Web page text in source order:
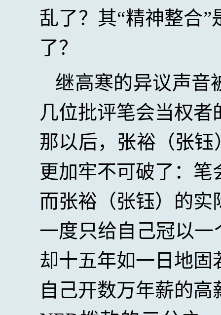
乱了？其“精神整合
了？
继高寒的异议声音
几位批评笔会当权
那以后，张裕（张钰
更加牢不可破了：
而张裕（张钰）的
一度只给自己冠以
却十五年如一日地
自己开数万年薪的